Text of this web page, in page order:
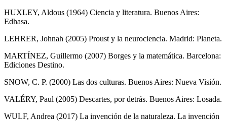
HUXLEY, Aldous (1964) Ciencia y literatura. Buenos Aires:
Edhasa.
LEHRER, Johnah (2005) Proust y la neurociencia. Madrid: Planeta.
MARTÍNEZ, Guillermo (2007) Borges y la matemática. Barcelona:
Ediciones Destino.
SNOW, C. P. (2000) Las dos culturas. Buenos Aires: Nueva Visión.
VALÉRY, Paul (2005) Descartes, por detrás. Buenos Aires: Losada.
WULF, Andrea (2017) La invención de la naturaleza. La invención